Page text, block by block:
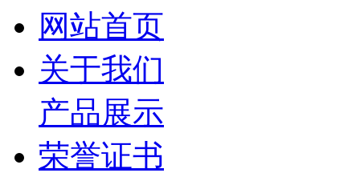
网站首页
关于我们
产品展示
荣誉证书